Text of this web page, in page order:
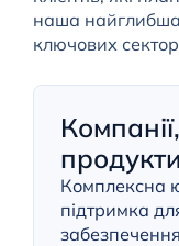
наша найглибша
ключових
Комплексна
підтримка